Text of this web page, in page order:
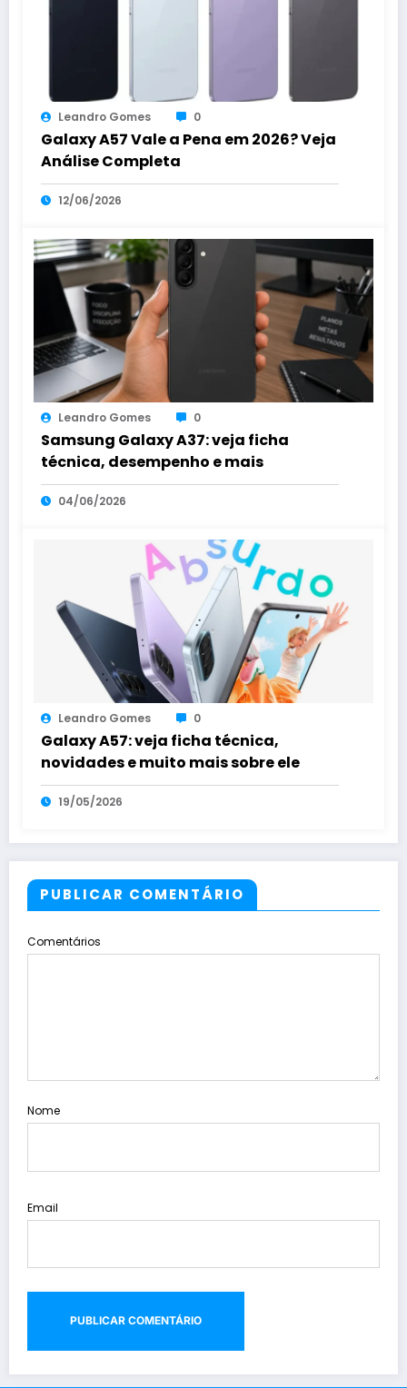
Leandro Gomes 0
Galaxy A57 Vale a Pena em 2026? Veja
Análise Completa
12/06/2026
Leandro Gomes 0
Samsung Galaxy A37: veja ficha
técnica, desempenho e mais
04/06/2026
Leandro Gomes 0
Galaxy A57: veja ficha técnica,
novidades e muito mais sobre ele
19/05/2026
PUBLICAR COMENTÁRIO
Comentários
Nome
Email